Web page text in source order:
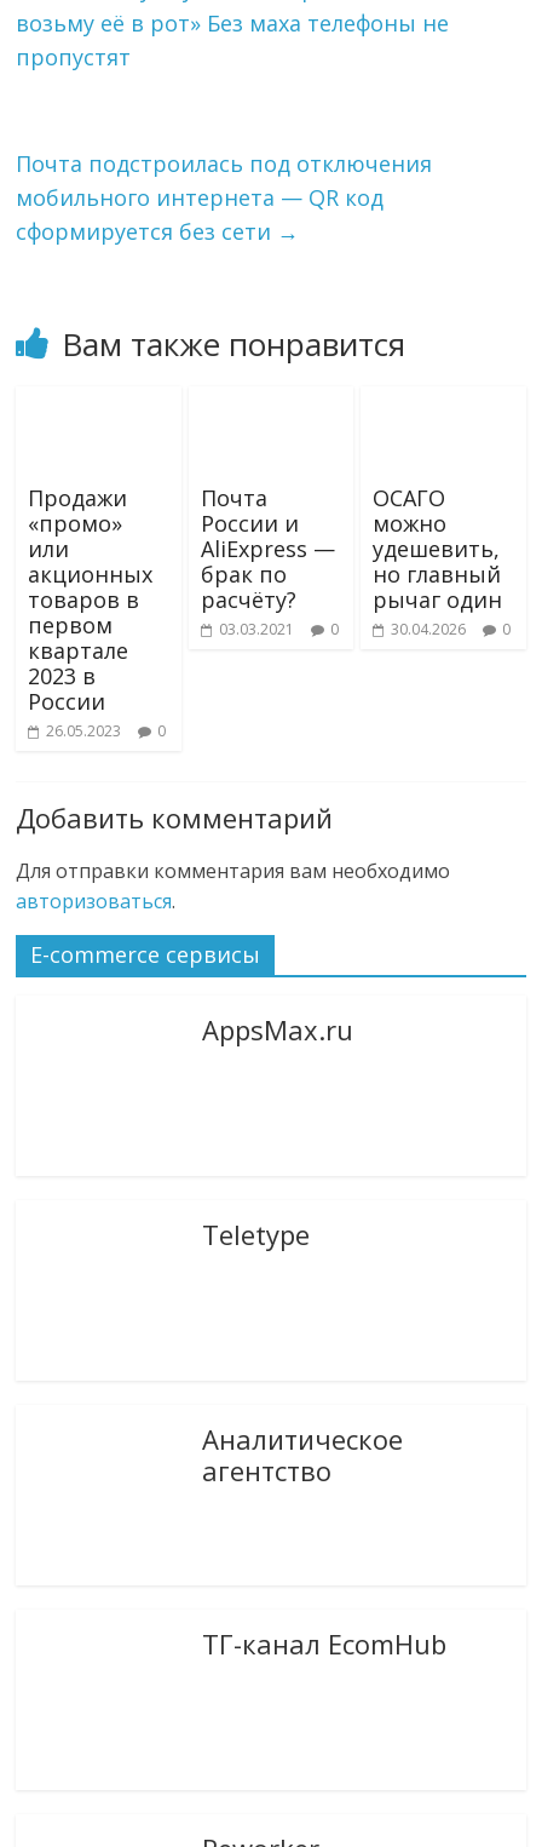
a
m
a
i
и
возьму её в рот» Без маха телефоны не
пропустят
Почта подстроилась под отключения
мобильного интернета — QR код
сформируется без сети →
Вам также понравится
Продажи
«промо»
или
акционных
товаров в
первом
квартале
2023 в
России
26.05.2023 0
Почта
России и
AliExpress —
брак по
расчёту?
03.03.2021 0
ОСАГО
можно
удешевить,
но главный
рычаг один
30.04.2026 0
Добавить комментарий
Для отправки комментария вам необходимо
авторизоваться.
E-commerce сервисы
AppsMax.ru
Teletype
Аналитическое
агентство
ТГ-канал EcomHub